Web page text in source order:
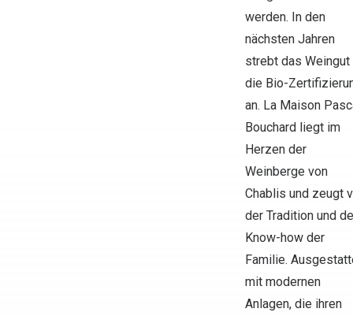
werden. In den
nächsten Jahren
strebt das Weingut
die Bio-
an. La Maison
Bouchard liegt im
Herzen der
Weinberge von
Chablis und zeugt
der Tradition und
Know-how der
Familie.
mit modernen
Anlagen, die ihren